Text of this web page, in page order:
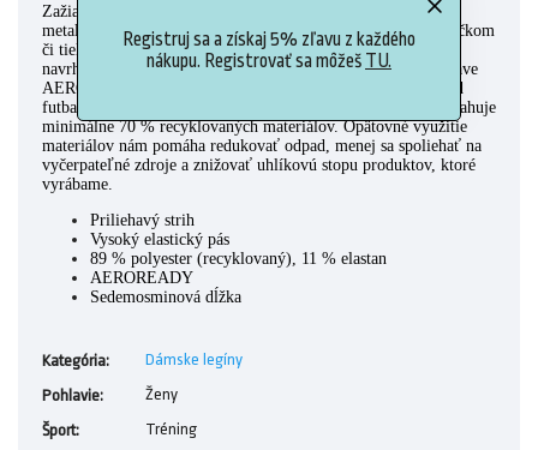
Registruj sa a získaj 5% zľavu z každého
nákupu. Registrovať sa môžeš TU.
Zažiar vo všedné dni v týchto juniorských legínach adidas s
metalickou potlačou, ktorá ozvláštni aj outfit s obyčajným tričkom
či tielkom. Ich konštrukcia z ľahkého elastického materiálu je
navrhnutá tak, aby kopírovala pohyb tvojho tela a vďaka úprave
AEROREADY ťa udržia v suchu, takže zvládneš čokoľvek od
futbalových tréningov po výjazdy do kina. Tento produkt obsahuje
minimálne 70 % recyklovaných materiálov. Opätovné využitie
materiálov nám pomáha redukovať odpad, menej sa spoliehať na
vyčerpateľné zdroje a znižovať uhlíkovú stopu produktov, ktoré
vyrábame.
Priliehavý strih
Vysoký elastický pás
89 % polyester (recyklovaný), 11 % elastan
AEROREADY
Sedemosminová dĺžka
Kategória:
Dámske legíny
Pohlavie:
Ženy
Šport: Tréning